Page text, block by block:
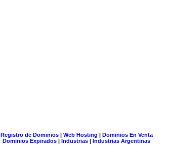
Registro de Dominios| Web Hosting | Dominios En Venta
Dominios Expirados | Industrias | Industrias Argentinas